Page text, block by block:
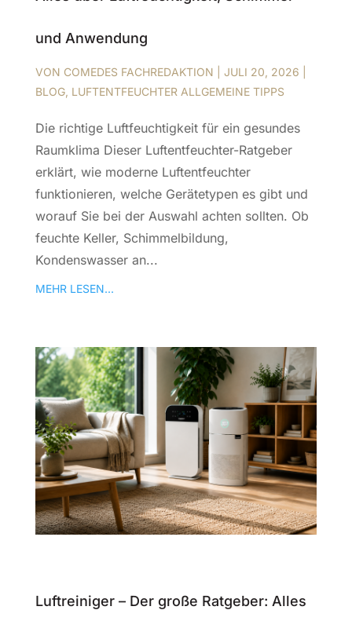
und Anwendung
VON COMEDES FACHREDAKTION JULI 20, 2026
BLOG, LUFTENTFEUCHTER ALLGEMEINE TIPPS
Die richtige Luftfeuchtigkeit für ein gesundes
Raumklima Dieser Luftentfeuchter-Ratgeber
erklärt, wie moderne Luftentfeuchter
funktionieren, welche Gerätetypen es gibt und
worauf Sie bei der Auswahl achten sollten. Ob
feuchte Keller, Schimmelbildung,
Kondenswasser an...
MEHR LESEN...
Luftreiniger – Der große Ratgeber: Alles